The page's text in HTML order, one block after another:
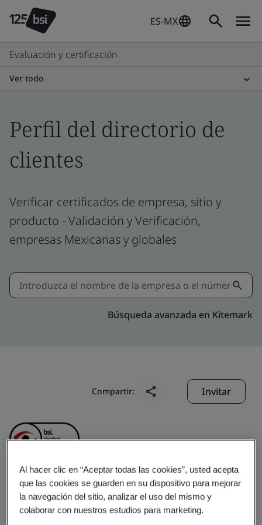
ES-MX
Evaluación y certificación
Ver todo
Perfil del directorio de
clientes
Verificar certificados de empresa, sitio y
producto - Validación y Verificación,
empresas Mexicanas y globales
Búsqueda avanzada en Kitemark
Compartir: Invitar
Jiangsu Sieyuan Hertz
Al hacer clic en “Aceptar todas las cookies”, usted acepta
que las cookies se guarden en su dispositivo para mejorar
la navegación del sitio, analizar el uso del mismo y
colaborar con nuestros estudios para marketing.